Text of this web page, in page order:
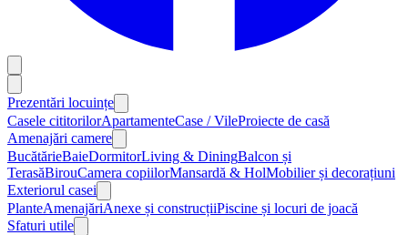
Prezentări locuințe
Casele cititorilorApartamenteCase / VileProiecte de casă
Amenajări camere
BucătărieBaieDormitorLiving & DiningBalcon și
TerasăBirouCamera copiilorMansardă & HolMobilier și decorațiuni
Exteriorul casei
PlanteAmenajăriAnexe și construcțiiPiscine și locuri de joacă
Sfaturi utile